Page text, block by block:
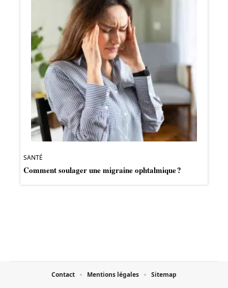
SANTÉ
Comment soulager une migraine ophtalmique ?
Contact Mentions légales Sitemap